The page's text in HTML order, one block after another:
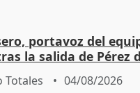
portavoz del
la salida de Pérez
Totales 04/08/2026